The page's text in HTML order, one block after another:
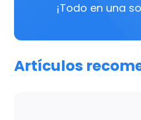
¡Todo en una
Artículos